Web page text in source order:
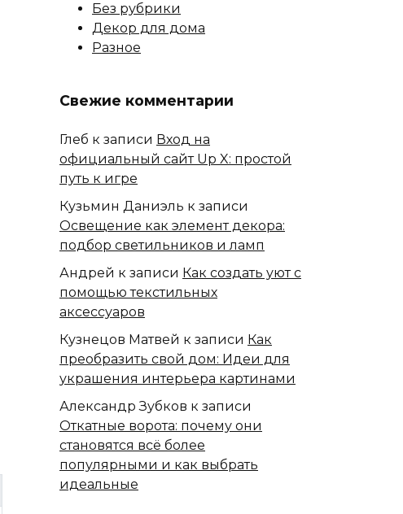
Без рубрики
Декор для дома
Разное
Свежие комментарии
Глеб к записи Вход на
официальный сайт Up X: простой
путь к игре
Кузьмин Даниэль к записи
Освещение как элемент декора:
подбор светильников и ламп
Андрей к записи Как создать уют с
помощью текстильных
аксессуаров
Кузнецов Матвей к записи Как
преобразить свой дом: Идеи для
украшения интерьера картинами
Александр Зубков к записи
Откатные ворота: почему они
становятся всё более
популярными и как выбрать
идеальные